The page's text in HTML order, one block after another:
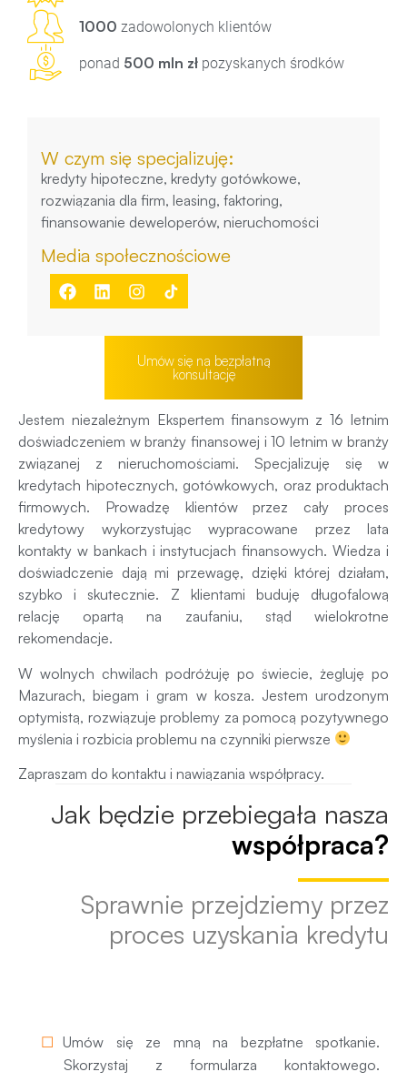
1000 zadowolonych klientów
ponad 500 mln zł pozyskanych środków
W czym się specjalizuję:
kredyty hipoteczne, kredyty gotówkowe,
rozwiązania dla firm, leasing, faktoring,
finansowanie deweloperów, nieruchomości
Media społecznościowe
Umów się na bezpłatną
konsultację
Jestem niezależnym Ekspertem finansowym z 16 letnim
doświadczeniem w branży finansowej i 10 letnim w branży
związanej z nieruchomościami. Specjalizuję się w
kredytach hipotecznych, gotówkowych, oraz produktach
firmowych. Prowadzę klientów przez cały proces
kredytowy wykorzystując wypracowane przez lata
kontakty w bankach i instytucjach finansowych. Wiedza i
doświadczenie dają mi przewagę, dzięki której działam,
szybko i skutecznie. Z klientami buduję długofalową
relację opartą na zaufaniu, stąd wielokrotne
rekomendacje.
W wolnych chwilach podróżuję po świecie, żegluję po
Mazurach, biegam i gram w kosza. Jestem urodzonym
optymistą, rozwiązuje problemy za pomocą pozytywnego
myślenia i rozbicia problemu na czynniki pierwsze
Zapraszam do kontaktu i nawiązania współpracy.
Jak będzie przebiegała nasza
współpraca?
Sprawnie przejdziemy przez
proces uzyskania kredytu
Umów się ze mną na bezpłatne spotkanie.
Skorzystaj z formularza kontaktowego.